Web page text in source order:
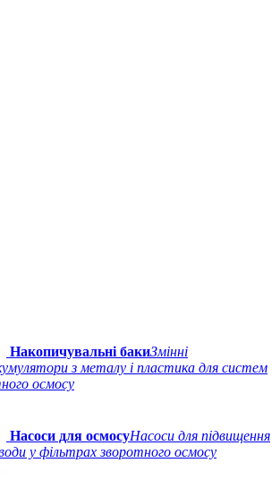
Накопичувальні бакиЗмінні
з металу і пластика для систем
осмосу
Насоси для осмосуНасоси для підвищення
у фільтрах зворотного осмосу